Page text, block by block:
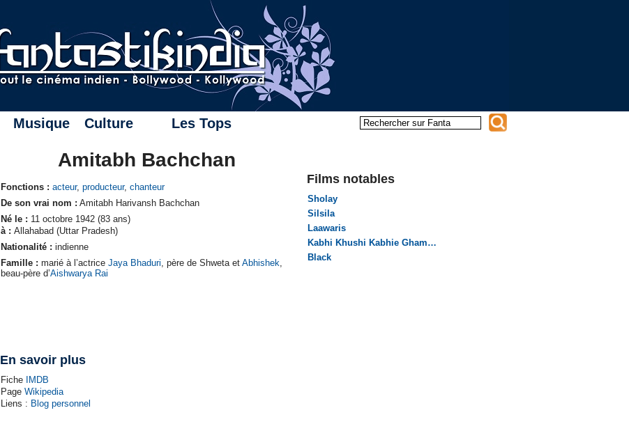
Musique Culture Les Tops
Amitabh Bachchan
Fonctions : acteur, producteur, chanteur
De son vrai nom : Amitabh Harivansh Bachchan
Né le : 11 octobre 1942 (83 ans)
à : Allahabad (Uttar Pradesh)
Nationalité : indienne
Famille : marié à l’actrice Jaya Bhaduri , père de Shweta et Abhishek
beau-père d’Aishwarya Rai
En savoir plus
Fiche IMDB
Page Wikipedia
Liens : Blog personnel
Films notables
Sholay
Silsila
Laawaris
Kabhi Khushi Kabhie Gham…
Black